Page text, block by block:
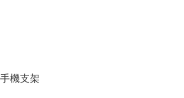
機支架